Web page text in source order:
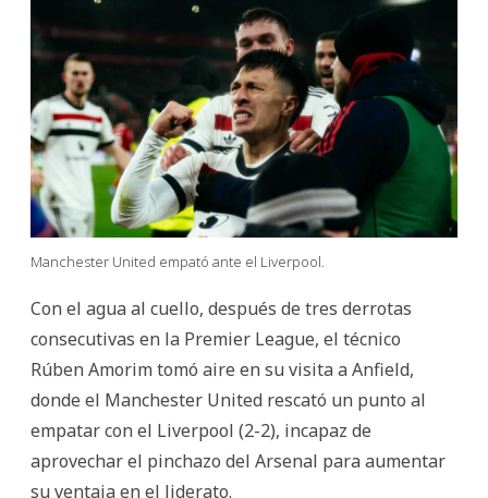
Manchester United empató ante el Liverpool.
Con el agua al cuello, después de tres derrotas
consecutivas en la Premier League, el técnico
Rúben Amorim tomó aire en su visita a Anfield,
donde el Manchester United rescató un punto al
empatar con el Liverpool (2-2), incapaz de
aprovechar el pinchazo del Arsenal para aumentar
su ventaja en el liderato.